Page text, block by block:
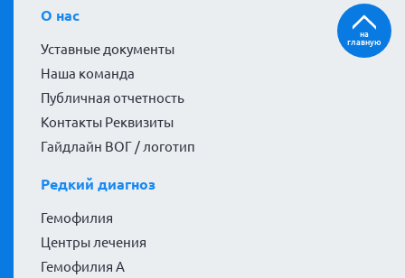
О нас
Уставные документы
Наша команда
Публичная отчетность
Контакты Реквизиты
Гайдлайн ВОГ / логотип
Редкий диагноз
Гемофилия
Центры лечения
Гемофилия А
на
главную